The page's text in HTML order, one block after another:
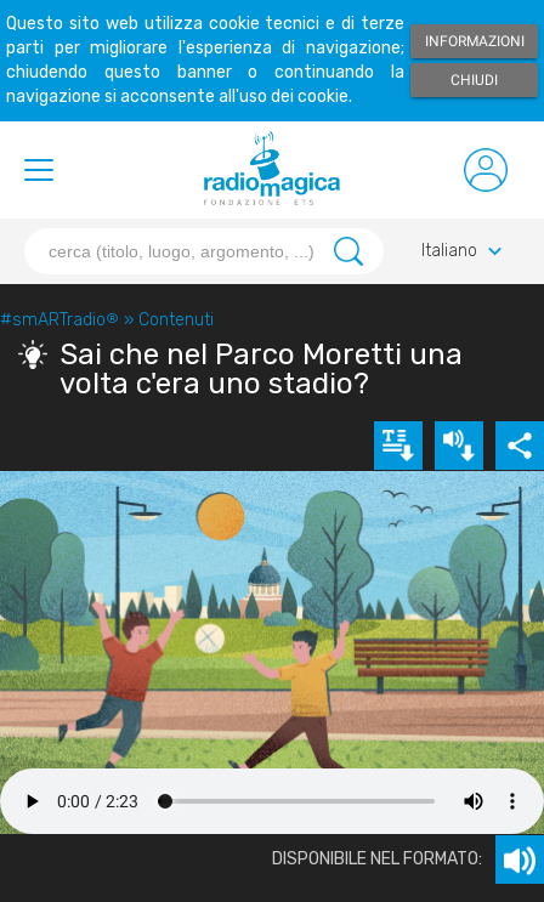
Questo sito web utilizza cookie tecnici e di terze
parti per migliorare l'esperienza di navigazione;
chiudendo questo banner o continuando la
navigazione si acconsente all'uso dei cookie.
INFORMAZIONI
CHIUDI
Italiano keyboard_arrow_down
#smARTradio® » Contenuti
Sai che nel Parco Moretti una
volta c'era uno stadio?
DISPONIBILE NEL FORMATO: